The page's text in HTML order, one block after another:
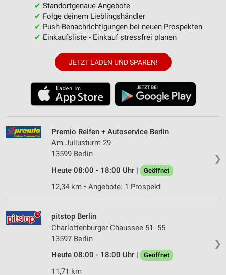
✔ Standortgenaue Angebote
✔ Folge deinem Lieblingshändler
✔ Push-Benachrichtigungen bei neuen Prospekten
✔ Einkaufsliste - Einkauf stressfrei planen
JETZT LADEN UND SPAREN!
❯
Premio Reifen + Autoservice Berlin
Am Juliusturm 29
13599 Berlin
Heute 08:00 - 18:00 Uhr |
Geöffnet
12,34 km • Angebote: 1 Prospekt
❯
pitstop Berlin
Charlottenburger Chaussee 51- 55
13597 Berlin
Heute 08:00 - 18:00 Uhr |
Geöffnet
11,71 km